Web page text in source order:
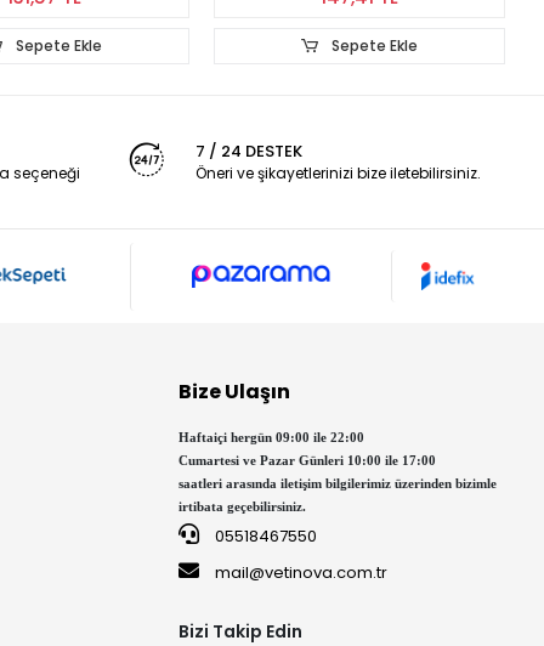
Sepete Ekle Sepete Ekle
seçeneği
7 / 24 DESTEK
Öneri ve şikayetlerinizi bize iletebilirsiniz.
Bize Ulaşın
Haftaiçi hergün 09:00 ile 22:00
Cumartesi ve Pazar Günleri 10:00 ile 17:00
saatleri arasında iletişim bilgilerimiz üzerinden bizimle
irtibata geçebilirsiniz.
05518467550
mail@vetinova.com.tr
Bizi Takip Edin